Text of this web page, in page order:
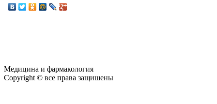
Медицина и фармакология
Copyright © все права защишены